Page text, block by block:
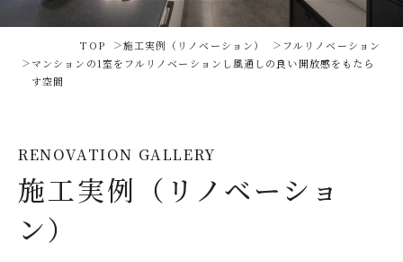
TOP 施工実例（リノベーション）
フルリノベーション
マンションの1室をフルリノベーションし風通しの良い開放感をもたら
す空間
RENOVATION GALLERY
施工実例（リノベーショ
ン）